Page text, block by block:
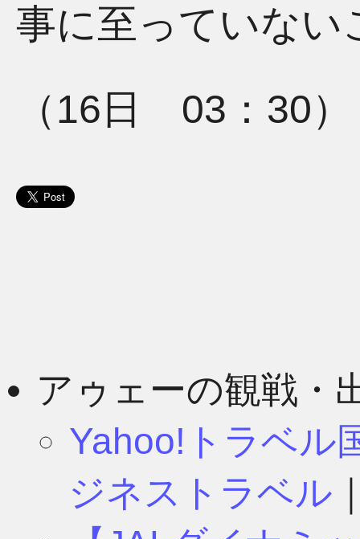
事に至っていない
（16日 03：30）
アゥェーの観戦・
Yahoo!トラベル
ジネストラベル